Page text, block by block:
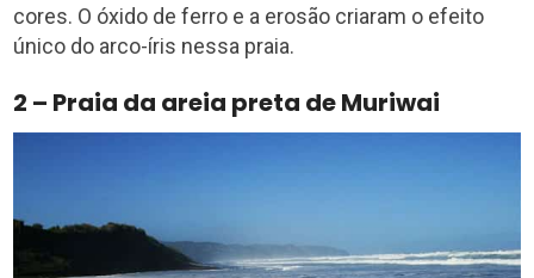
cores. O óxido de ferro e a erosão criaram o efeito
único do arco-íris nessa praia.
2 – Praia da areia preta de Muriwai